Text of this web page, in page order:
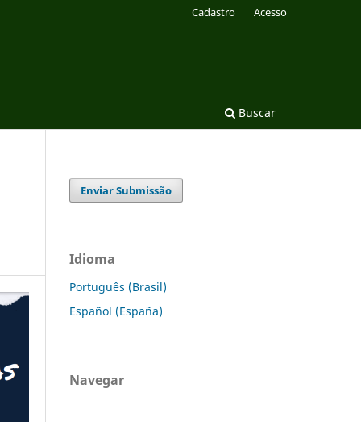
Buscar
Cadastro Acesso
Enviar Submissão
Idioma
Português (Brasil)
Español (España)
Navegar